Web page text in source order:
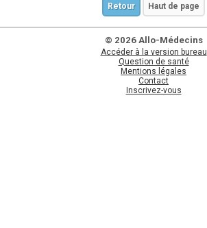
Retour Haut de page
© 2026 Allo-Médecins
Accéder à la version bureau
Question de santé
Mentions légales
Contact
Inscrivez-vous